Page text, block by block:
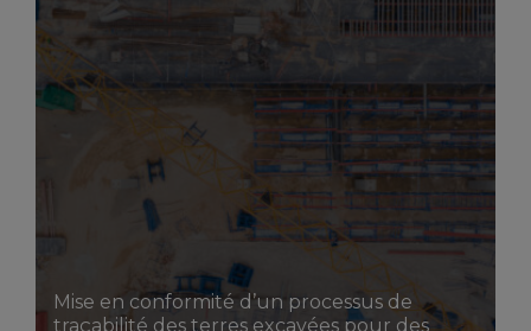
Mise en conformité d’un processus de
traçabilité des terres excavées pour des
LIRE LA SUITE